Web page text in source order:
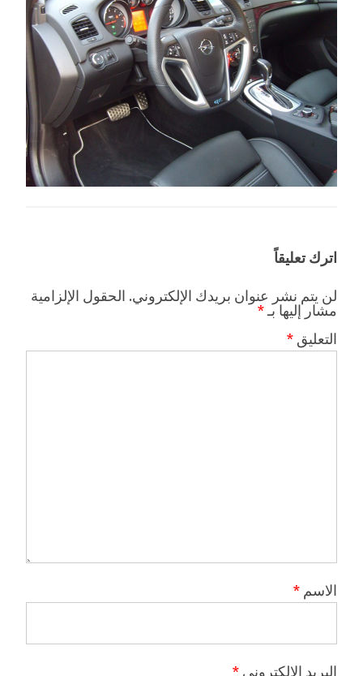
اترك تعليقاً
لن يتم نشر عنوان بريدك الإلكتروني. الحقول الإلزامية
مشار إليها بـ *
التعليق *
الاسم *
البريد الإلكتروني *